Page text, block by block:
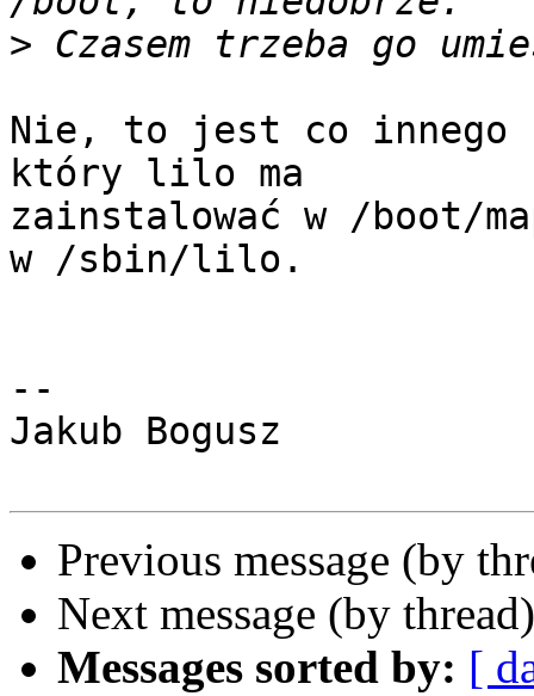
>
Nie, to jest co innego
który lilo ma
zainstalować w /boot/
w /sbin/lilo.
--
Jakub Bogusz
Previous message (by
Next message (by
Messages sorted by: [